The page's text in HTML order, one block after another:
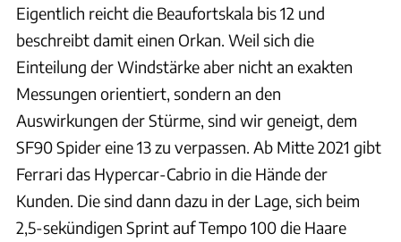
Eigentlich reicht die Beaufortskala bis 12 und
beschreibt damit einen Orkan. Weil sich die
Einteilung der Windstärke aber nicht an exakten
Messungen orientiert, sondern an den
Auswirkungen der Stürme, sind wir geneigt, dem
SF90 Spider eine 13 zu verpassen. Ab Mitte 2021 gibt
Ferrari das Hypercar-Cabrio in die Hände der
Kunden. Die sind dann dazu in der Lage, sich beim
2,5-sekündigen Sprint auf Tempo 100 die Haare